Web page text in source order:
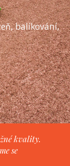
balíkování,
kvality.
se